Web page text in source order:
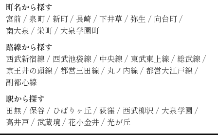
町名から探す
宮前 / 泉町 / 新町 / 長崎 / 下井草 / 弥生 / 向台町 /
南大泉 / 栄町 / 大泉学園町
路線から探す
西武新宿線 / 西武池袋線 / 中央線 / 東武東上線 / 総武線 /
京王井の頭線 / 都営三田線 / 丸ノ内線 / 都営大江戸線 /
副都心線
駅から探す
田無 / 保谷 / ひばりヶ丘 / 荻窪 / 西武柳沢 / 大泉学園 /
高井戸 / 武蔵境 / 花小金井 / 光が丘